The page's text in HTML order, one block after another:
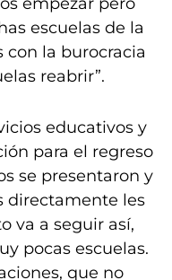
escuelas de la
con la burocracia
reabrir”.
educativos y
para el regreso
se presentaron y
directamente les
va a seguir así,
pocas escuelas.
que no